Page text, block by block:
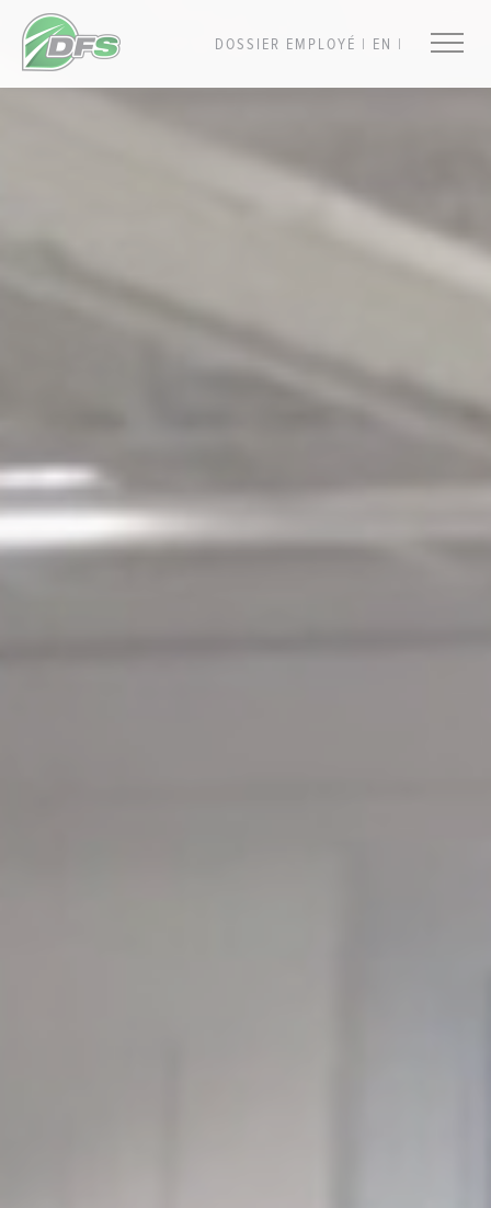
DOSSIER EMPLOYÉ | EN |